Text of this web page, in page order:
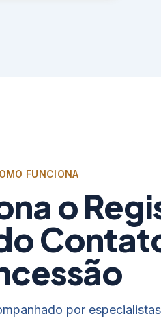
FUNCIONA
o
por